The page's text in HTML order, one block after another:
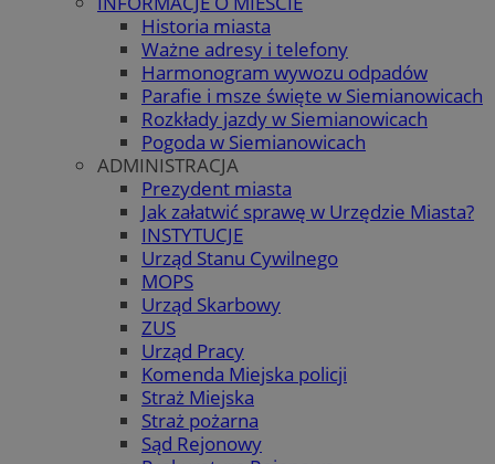
Historia miasta
Ważne adresy i telefony
Harmonogram wywozu odpadów
Parafie i msze święte w Siemianowicach
Rozkłady jazdy w Siemianowicach
Pogoda w Siemianowicach
ADMINISTRACJA
Prezydent miasta
Jak załatwić sprawę w Urzędzie Miasta?
INSTYTUCJE
Urząd Stanu Cywilnego
MOPS
Urząd Skarbowy
ZUS
Urząd Pracy
Komenda Miejska policji
Straż Miejska
Straż pożarna
Sąd Rejonowy